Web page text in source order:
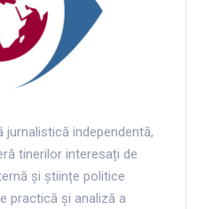
independentă,
tinerilor interesați de
și științe politice
practică și analiză a